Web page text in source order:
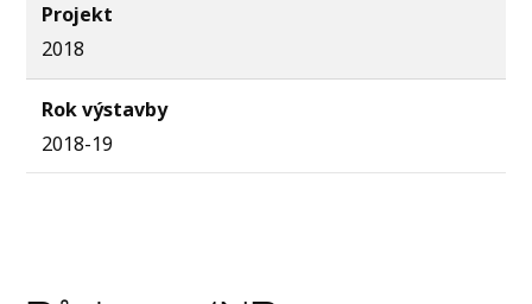
Projekt
2018
Rok výstavby
2018-19